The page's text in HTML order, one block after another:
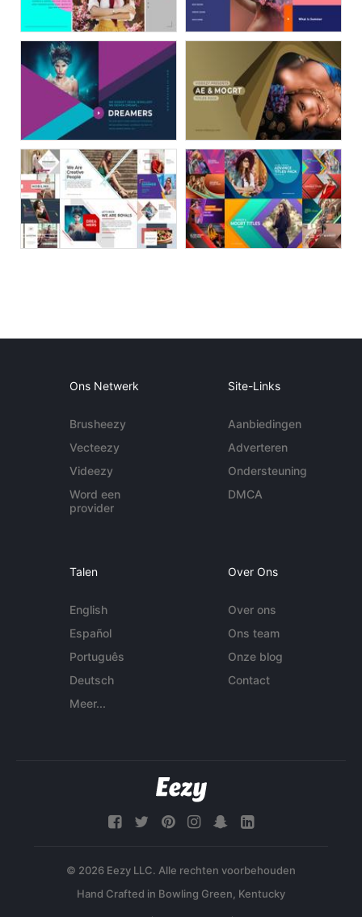
Ons Netwerk
Brusheezy
Vecteezy
Videezy
Word een
provider
Site-Links
Aanbiedingen
Adverteren
Ondersteuning
DMCA
Talen
English
Español
Português
Deutsch
Meer...
Over Ons
Over ons
Ons team
Onze blog
Contact
© 2026 Eezy LLC. Alle rechten voorbehouden